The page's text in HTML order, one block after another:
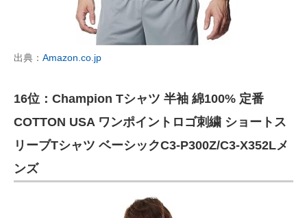
出典： Amazon.co.jp
16位：Champion Tシャツ 半袖 綿100% 定番
COTTON USA ワンポイントロゴ刺繍 ショートス
リーブTシャツ ベーシックC3-P300Z/C3-X352Lメ
ンズ